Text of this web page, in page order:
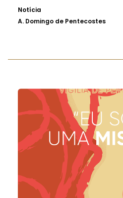
Notícia
A. Domingo de Pentecostes